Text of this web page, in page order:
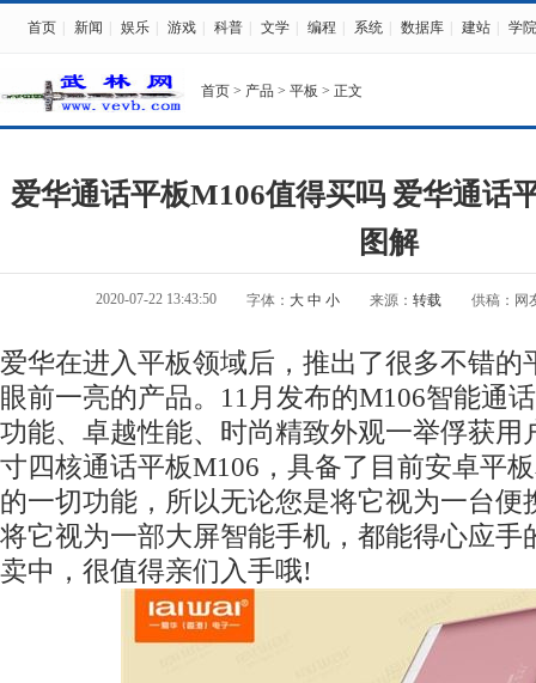
首页 新闻 娱乐 游戏 科普 文学 编程 系统 数据库 建站 学院
首页 > 产品 > 平板 > 正文
爱华通话平板M106值得买吗 爱华通话
图解
2020-07-22 13:43:50 字体： 大 中 小 来源： 转载 供稿：网
爱华在进入平板领域后，推出了很多不错的
眼前一亮的产品。11月发布的M106智能通
功能、卓越性能、时尚精致外观一举俘获用
寸四核通话平板M106，具备了目前安卓平
的一切功能，所以无论您是将它视为一台便
将它视为一部大屏智能手机，都能得心应手
卖中，很值得亲们入手哦!